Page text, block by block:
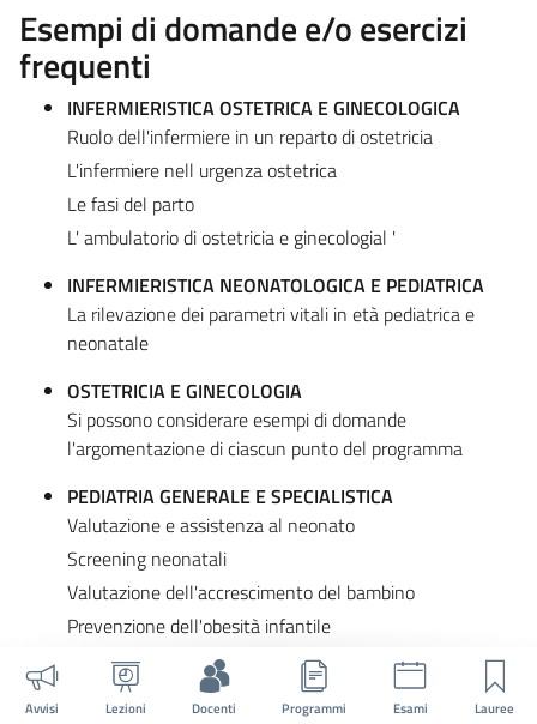
Esempi di domande e/o esercizi
frequenti
INFERMIERISTICA OSTETRICA E GINECOLOGICA
Ruolo dell'infermiere in un reparto di ostetricia
L'infermiere nell urgenza ostetrica
Le fasi del parto
L' ambulatorio di ostetricia e ginecologial '
INFERMIERISTICA NEONATOLOGICA E PEDIATRICA
La rilevazione dei parametri vitali in età pediatrica e
neonatale
OSTETRICIA E GINECOLOGIA
Si possono considerare esempi di domande
l'argomentazione di ciascun punto del programma
PEDIATRIA GENERALE E SPECIALISTICA
Valutazione e assistenza al neonato
Screening neonatali
Valutazione dell'accrescimento del bambino
Prevenzione dell'obesità infantile
Significato e gestione della febbre
Vaccinazioni
Avvisi Lezioni Docenti Programmi Esami Lauree